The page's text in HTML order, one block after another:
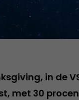
in de
met 30